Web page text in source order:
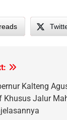
Kalteng
Khusus Jalur